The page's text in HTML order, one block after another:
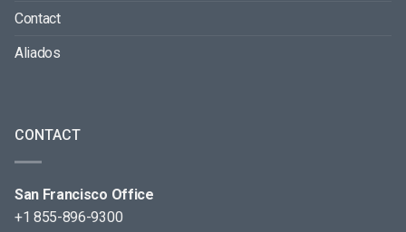
Contact
Aliados
CONTACT
San Francisco Office
+1 855-896-9300